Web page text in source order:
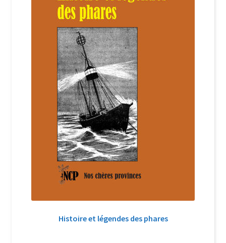
Login Customizer
Newsletter
Nous Contacter
Politique de confidentialité et cookies
Qui sommes-nous ?
Soutien à Philippe Randa
Suivi de la Commande
Histoire et légendes des phares